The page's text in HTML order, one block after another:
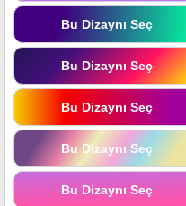
Bu Dizaynı Seç
Bu Dizaynı Seç
Bu Dizaynı Seç
Bu Dizaynı Seç
Bu Dizaynı Seç